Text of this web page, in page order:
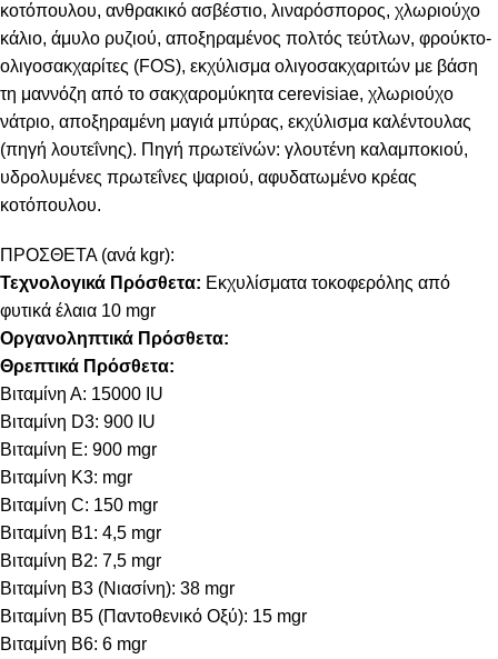
κοτόπουλου, ανθρακικό ασβέστιο, λιναρόσπορος, χλωριούχο
κάλιο, άμυλο ρυζιού, αποξηραμένος πολτός τεύτλων, φρούκτο-
ολιγοσακχαρίτες (FOS), εκχύλισμα ολιγοσακχαριτών με βάση
τη μαννόζη από το σακχαρομύκητα cerevisiae, χλωριούχο
νάτριο, αποξηραμένη μαγιά μπύρας, εκχύλισμα καλέντουλας
(πηγή λουτεΐνης). Πηγή πρωτεϊνών: γλουτένη καλαμποκιού,
υδρολυμένες πρωτεΐνες ψαριού, αφυδατωμένο κρέας
κοτόπουλου.
ΠΡΟΣΘΕΤΑ (ανά kgr):
Τεχνολογικά Πρόσθετα: Εκχυλίσματα τοκοφερόλης από
φυτικά έλαια 10 mgr
Οργανοληπτικά Πρόσθετα:
Θρεπτικά Πρόσθετα:
Βιταμίνη Α: 15000 IU
Βιταμίνη D3: 900 IU
Βιταμίνη E: 900 mgr
Βιταμίνη Κ3: mgr
Βιταμίνη C: 150 mgr
Βιταμίνη B1: 4,5 mgr
Βιταμίνη B2: 7,5 mgr
Βιταμίνη B3 (Νιασίνη): 38 mgr
Βιταμίνη B5 (Παντοθενικό Οξύ): 15 mgr
Βιταμίνη B6: 6 mgr